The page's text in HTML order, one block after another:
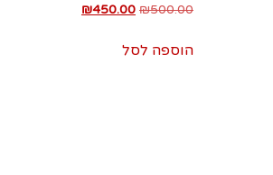
₪500.00
₪450.00
הוספה לסל